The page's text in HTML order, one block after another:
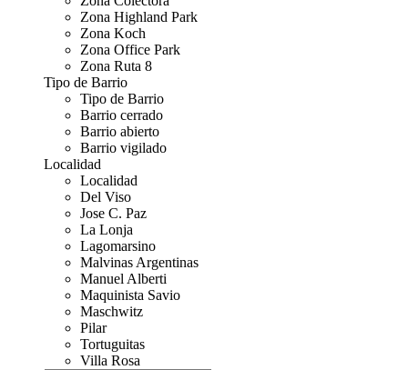
Zona Highland Park
Zona Koch
Zona Office Park
Zona Ruta 8
Tipo de Barrio
Tipo de Barrio
Barrio cerrado
Barrio abierto
Barrio vigilado
Localidad
Localidad
Del Viso
Jose C. Paz
La Lonja
Lagomarsino
Malvinas Argentinas
Manuel Alberti
Maquinista Savio
Maschwitz
Pilar
Tortuguitas
Villa Rosa